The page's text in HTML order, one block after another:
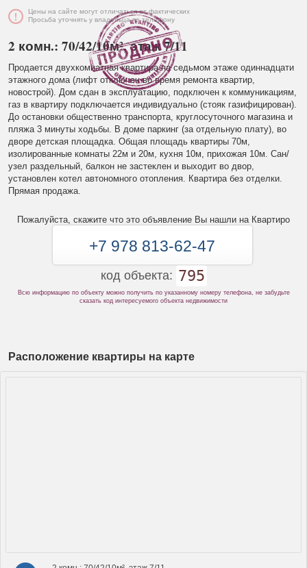
Цены на сайте могут отличаться от фактических
Просьба уточнять у владельца по телефону
2 комн.: 70/42/10м², этаж 7/11
Продается двухкомнатная квартира на седьмом этаже одиннадцати
этажного дома (лифт отключен во время ремонта квартир,
новострой). Дом сдан в эксплуатацию, подключен к коммуникациям,
газ в квартиру подключается индивидуально (стояк газифицирован).
До остановки общественно транспорта, круглосуточного магазина и
пляжа 3 минуты ходьбы. В доме паркинг (за отдельную плату), во
дворе детская площадка. Общая площадь квартиры 70м,
изолированные комнаты 22м и 20м, кухня 10м, прихожая 10м. Сан/
узел раздельный, балкон не застеклен и выходит во двор,
установлен котел автономного отопления. Квартира без отделки.
Прямая продажа.
Пожалуйста, скажите что это объявление Вы нашли на Квартиро
+7 978 813-62-47
код объекта: 795
Всю информацию по объекту можно получить по указанному номеру телефона, не забудьте
сказать код интересуемого объекта недвижимости
Расположение квартиры на карте